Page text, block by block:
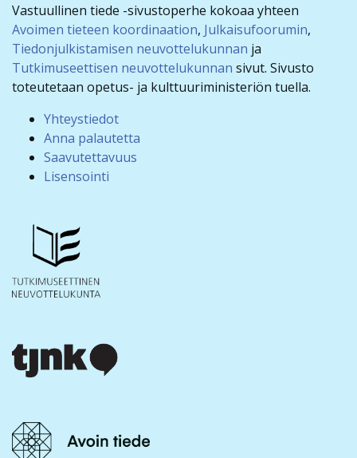
Vastuullinen tiede -sivustoperhe kokoaa yhteen
Avoimen tieteen koordinaation, Julkaisufoorumin,
Tiedonjulkistamisen neuvottelukunnan ja
Tutkimuseettisen neuvottelukunnan sivut. Sivusto
toteutetaan opetus- ja kulttuuriministeriön tuella.
Yhteystiedot
Anna palautetta
Saavutettavuus
Lisensointi